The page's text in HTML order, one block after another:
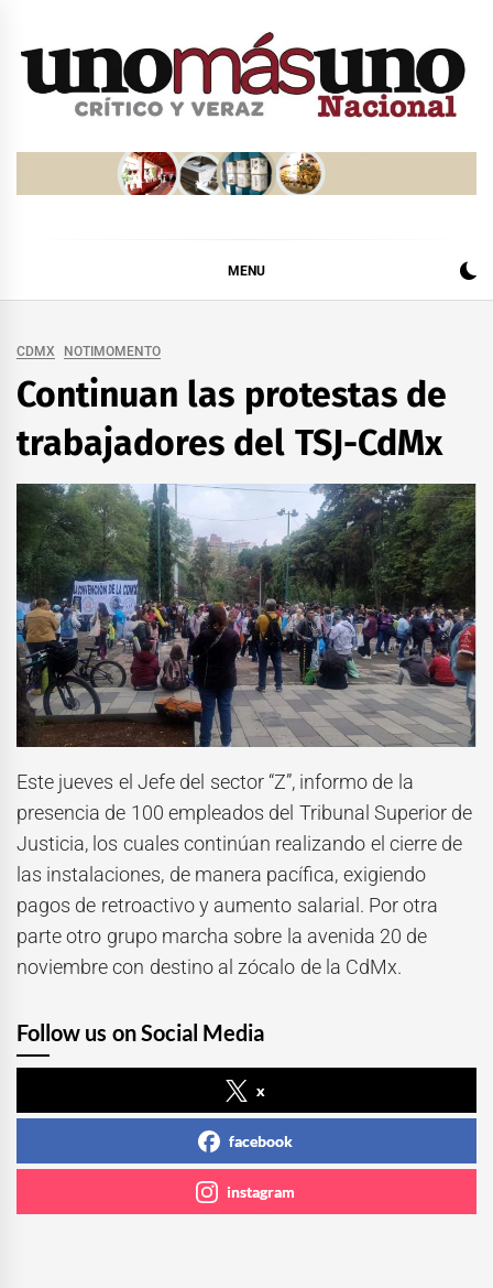
MENU
CDMX NOTIMOMENTO
Continuan las protestas de
trabajadores del TSJ-CdMx
Este jueves el Jefe del sector “Z”, informo de la
presencia de 100 empleados del Tribunal Superior de
Justicia, los cuales continúan realizando el cierre de
las instalaciones, de manera pacífica, exigiendo
pagos de retroactivo y aumento salarial. Por otra
parte otro grupo marcha sobre la avenida 20 de
noviembre con destino al zócalo de la CdMx.
Follow us on Social Media
x
facebook
instagram